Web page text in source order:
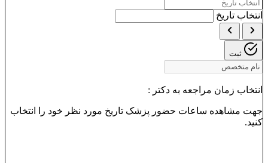
انتخاب تاریخ
انتخاب زمان مراجعه به دکتر :
جهت مشاهده ساعات حضور پزشک تاریخ مورد نظر خود را انتخاب
کنید.